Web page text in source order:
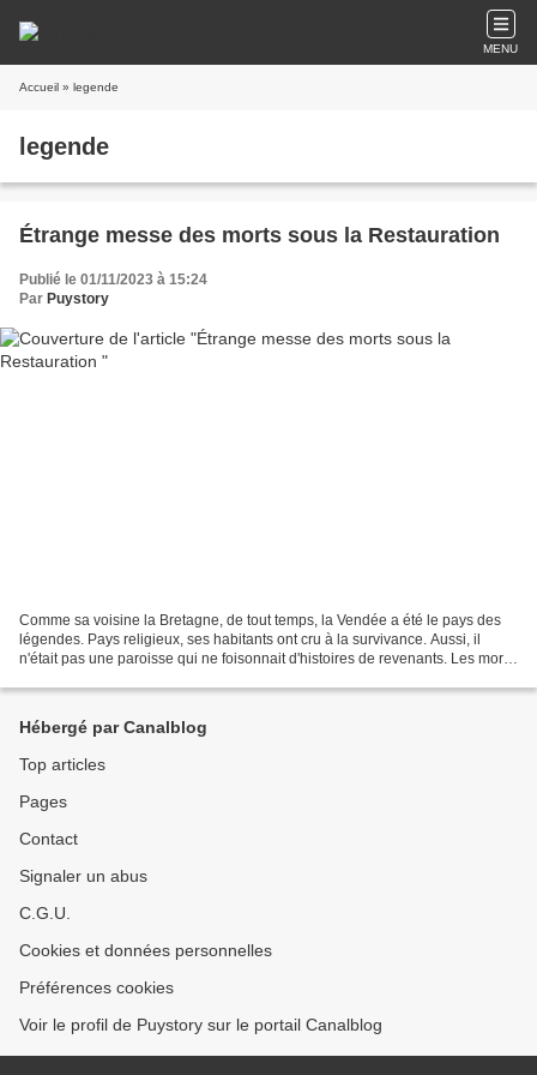
MENU
Accueil » legende
legende
Étrange messe des morts sous la Restauration
Publié le 01/11/2023 à 15:24
Par Puystory
Comme sa voisine la Bretagne, de tout temps, la Vendée a été le pays des
légendes. Pays religieux, ses habitants ont cru à la survivance. Aussi, il
n'était pas une paroisse qui ne foisonnait d'histoires de revenants. Les morts
Hébergé par Canalblog
Top articles
Pages
Contact
Signaler un abus
C.G.U.
Cookies et données personnelles
Préférences cookies
Voir le profil de Puystory sur le portail Canalblog